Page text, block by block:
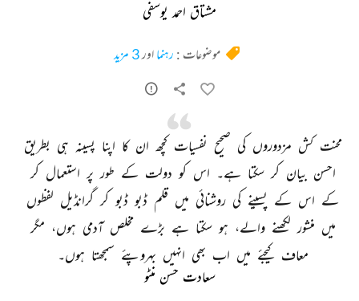
مشتاق احمد یوسفی
موضوعات : رہنما اور3 مزید
محنت کش مزدوروں کی صحیح نفسیات کچھ ان کا اپنا پسینہ ہی بطریق
احسن بیان کر سکتا ہے۔ اس کو دولت کے طور پر استعمال کر
کے اس کے پسینے کی روشنائی میں قلم ڈبو ڈبو کر گرانڈیل لفظوں
میں منشور لکھنے والے، ہو سکتا ہے بڑے مخلص آدمی ہوں، مگر
معاف کیجئے میں اب بھی انہیں بہروپئے سمجھتا ہوں۔
سعادت حسن منٹو